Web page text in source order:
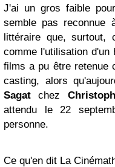
J'ai un gros faible pour
semble pas
littéraire que, surtout,
comme l'utilisation d'un
films a pu être retenue
casting, alors
Sagatchez
attendu le 22
personne.
Ce qu'en dit La